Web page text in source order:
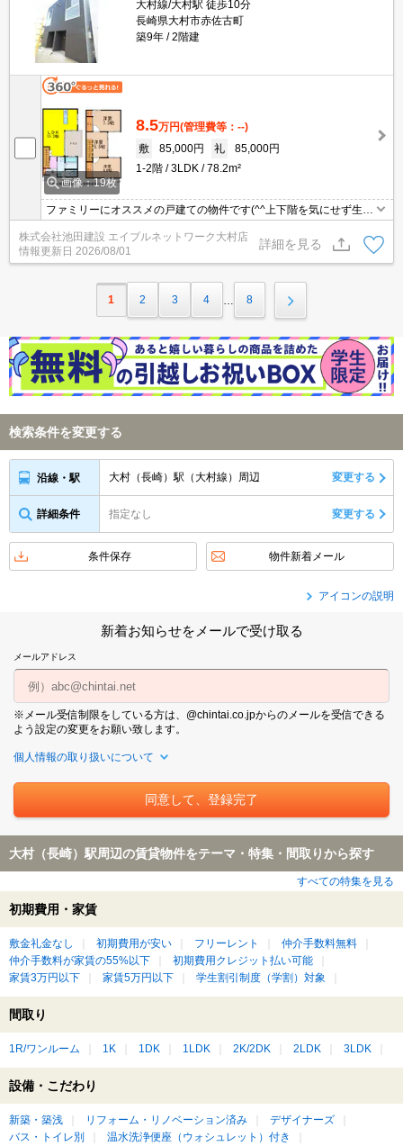
大村線/大村駅 徒歩10分
長崎県大村市赤佐古町
築9年
2階建
画像：19枚
8.5万円(管理費等：--)
敷
85,000円 礼
85,000円
1-2階
3LDK 78.2m²
ファミリーにオススメの戸建ての物件です(^^上下階を気にせず生活
株式会社池田建設 エイブルネットワーク大村店
情報更新日 2026/08/01
詳細を見る
1 2 3 4 8
検索条件を変更する
沿線・駅 大村（長崎）駅（大村線）周辺 変更する
詳細条件 指定なし 変更する
条件保存 物件新着メール
アイコンの説明
新着お知らせをメールで受け取る
メールアドレス
※メール受信制限をしている方は、@chintai.co.jpからのメールを受信できる
よう設定の変更をお願い致します。
個人情報の取り扱いについて
大村（長崎）駅周辺の賃貸物件をテーマ・特集・間取りから探す
すべての特集を見る
初期費用・家賃
敷金礼金なし 初期費用が安い フリーレント
仲介手数料無料
仲介手数料が家賃の55%以下
初期費用クレジット払い可能
家賃3万円以下
家賃5万円以下 学生割引制度（学割）対象
間取り
1R/ワンルーム 1K 1DK 1LDK 2K/2DK 2LDK 3LDK
設備・こだわり
新築・築浅 リフォーム・リノベーション済み
デザイナーズ
バス・トイレ別
温水洗浄便座（ウォシュレット）付き